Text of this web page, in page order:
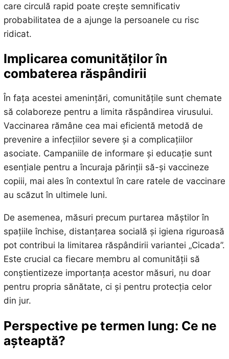
care circulă rapid poate crește semnificativ
probabilitatea de a ajunge la persoanele cu risc
ridicat.
Implicarea comunităților în
combaterea răspândirii
În fața acestei amenințări, comunitățile sunt chemate
să colaboreze pentru a limita răspândirea virusului.
Vaccinarea rămâne cea mai eficientă metodă de
prevenire a infecțiilor severe și a complicațiilor
asociate. Campaniile de informare și educație sunt
esențiale pentru a încuraja părinții să-și vaccineze
copiii, mai ales în contextul în care ratele de vaccinare
au scăzut în ultimele luni.
De asemenea, măsuri precum purtarea măștilor în
spațiile închise, distanțarea socială și igiena riguroasă
pot contribui la limitarea răspândirii variantei „Cicada”.
Este crucial ca fiecare membru al comunității să
conștientizeze importanța acestor măsuri, nu doar
pentru propria sănătate, ci și pentru protecția celor
din jur.
Perspective pe termen lung: Ce ne
așteaptă?